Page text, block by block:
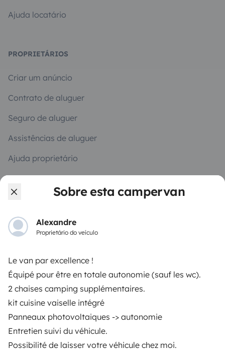
Sobre esta campervan
Alexandre
Proprietário do veículo
Le van par excellence !
Équipé pour être en totale autonomie (sauf les wc).
2 chaises camping supplémentaires.
kit cuisine vaiselle intégré
Panneaux photovoltaiques -> autonomie
Entretien suivi du véhicule.
Possibilité de laisser votre véhicule chez moi.
Ajuda locatário
PROPRIETÁRIOS
Criar um anúncio
Contrato de aluguer
Seguro de aluguer
Assistências de aluguer
Ajuda proprietário
Modos de pagamento seguros
Descarregar na
Apple Store
Disponível na
O blog Contactos Recrutamento CGU